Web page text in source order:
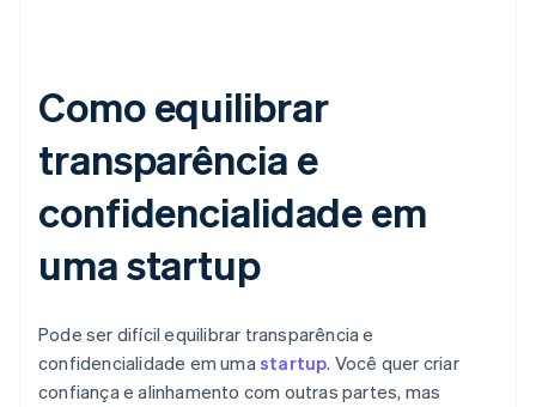
Como equilibrar
transparência e
confidencialidade em
uma startup
Pode ser difícil equilibrar transparência e
confidencialidade em umastartup. Você quer criar
confiança e alinhamento com outras partes, mas